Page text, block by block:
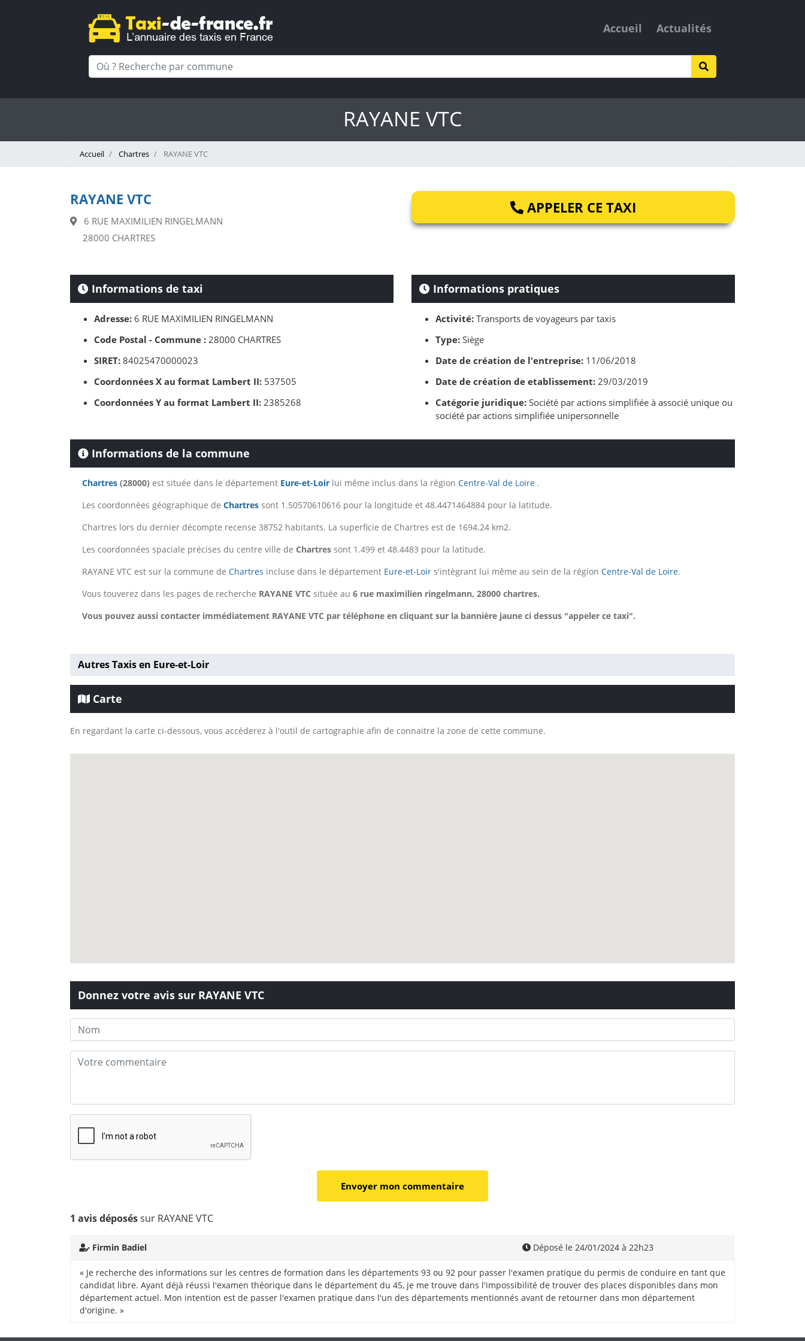
Accueil Actualités
RAYANE VTC
Accueil Chartres RAYANE VTC
RAYANE VTC
6 RUE MAXIMILIEN RINGELMANN
28000 CHARTRES
APPELER CE TAXI
Informations de taxi
Adresse: 6 RUE MAXIMILIEN RINGELMANN
Code Postal - Commune : 28000 CHARTRES
SIRET: 84025470000023
Coordonnées X au format Lambert II: 537505
Coordonnées Y au format Lambert II: 2385268
Informations pratiques
Activité: Transports de voyageurs par taxis
Type: Siège
Date de création de l'entreprise: 11/06/2018
Date de création de etablissement: 29/03/2019
Catégorie juridique: Société par actions simplifiée à associé unique ou
société par actions simplifiée unipersonnelle
Informations de la commune
Chartres (28000) est située dans le département Eure-et-Loir lui même inclus dans la région Centre-Val de Loire .
Les coordonnées géographique de Chartres sont 1.50570610616 pour la longitude et 48.4471464884 pour la latitude.
Chartres lors du dernier décompte recense 38752 habitants. La superficie de Chartres est de 1694.24 km2.
Les coordonnées spaciale précises du centre ville de Chartres sont 1.499 et 48.4483 pour la latitude.
RAYANE VTC est sur la commune de Chartres incluse dans le département Eure-et-Loir s'intègrant lui même au sein de la région Centre-Val de Loire.
Vous touverez dans les pages de recherche RAYANE VTC située au 6 rue maximilien ringelmann, 28000 chartres.
Vous pouvez aussi contacter immédiatement RAYANE VTC par téléphone en cliquant sur la bannière jaune ci dessus "appeler ce taxi".
Autres Taxis en Eure-et-Loir
Carte
En regardant la carte ci-dessous, vous accéderez à l'outil de cartographie afin de connaitre la zone de cette commune.
Donnez votre avis sur RAYANE VTC
1 avis déposéssur RAYANE VTC
Firmin Badiel Déposé le 24/01/2024 à 22h23
« Je recherche des informations sur les centres de formation dans les départements 93 ou 92 pour passer l'examen pratique du permis de conduire en tant que
candidat libre. Ayant déjà réussi l'examen théorique dans le département du 45, je me trouve dans l'impossibilité de trouver des places disponibles dans mon
département actuel. Mon intention est de passer l'examen pratique dans l'un des départements mentionnés avant de retourner dans mon département
d'origine. »